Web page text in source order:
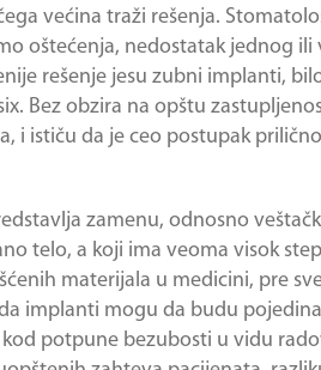
većina traži rešenja.
oštećenja, nedostatak jednog ili
rešenje jesu zubni implanti,
Bez obzira na opštu
i ističu da je ceo postupak
zamenu, odnosno
telo, a koji ima veoma visok
materijala u medicini, pre
implanti mogu da budu
potpune bezubosti u vidu